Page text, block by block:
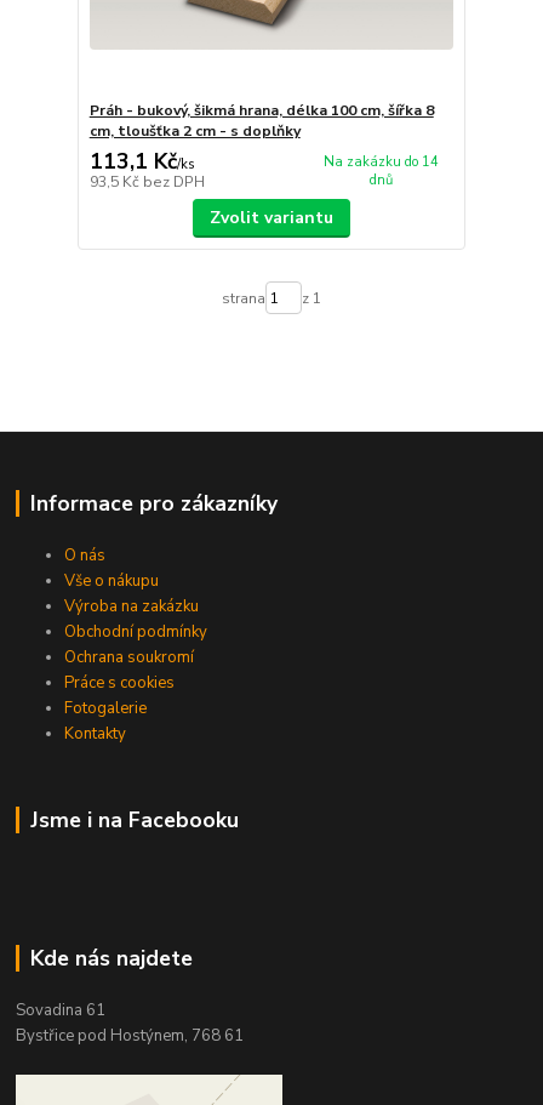
Práh - bukový, šikmá hrana, délka 100 cm, šířka 8
cm, tloušťka 2 cm - s doplňky
113,1 Kč/ks
93,5 Kč bez DPH
Na zakázku do 14
dnů
Zvolit variantu
strana z 1
Informace pro zákazníky
O nás
Vše o nákupu
Výroba na zakázku
Obchodní podmínky
Ochrana soukromí
Práce s cookies
Fotogalerie
Kontakty
Jsme i na Facebooku
Kde nás najdete
Sovadina 61
Bystřice pod Hostýnem, 768 61